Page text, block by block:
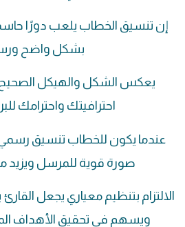
إن تنسيق الخطاب يلعب دورًا
بشكل واضح
يعكس الشكل والهيكل الصحيح
احترافيتك واحترامك
عندما يكون للخطاب تنسيق
صورة قوية للمرسل ويزيد
الالتزام بتنظيم معياري يجعل
ويسهم في تحقيق الأهداف